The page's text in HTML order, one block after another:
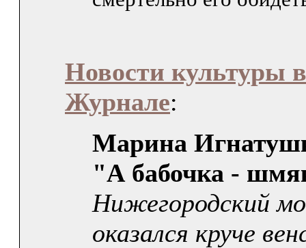
Новости культуры
Журнале:
Марина
"А бабочка -
Нижегородский
оказался круче